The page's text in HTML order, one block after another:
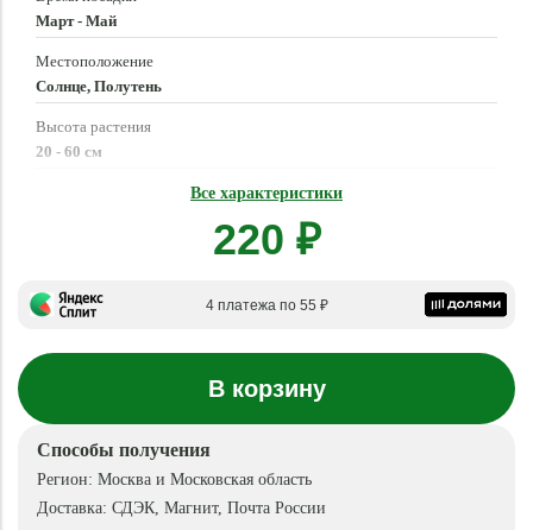
Март - Май
Местоположение
Солнце, Полутень
Высота растения
20 - 60 см
Все характеристики
220 ₽
4 платежа по 55 ₽
В корзину
Способы получения
Регион: Москва и Московская область
Доставка: СДЭК, Магнит, Почта России